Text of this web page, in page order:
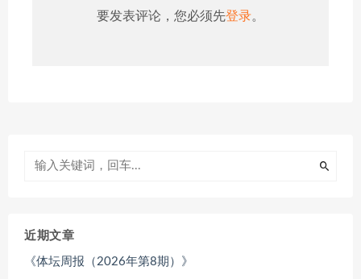
要发表评论，您必须先登录。
近期文章
《体坛周报（2026年第8期）》